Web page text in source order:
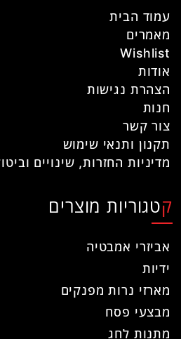
עמוד הבית
מאמרים
Wishlist
אודות
הצהרת נגישות
חנות
צור קשר
תקנון ותנאי שימוש
מדיניות החזרות, שינויים
קטגוריות מוצרים
אביזרי אמבטיה
ידיות
מארזי נרות מפנקים
מבצעי פסח
מתנות לחג